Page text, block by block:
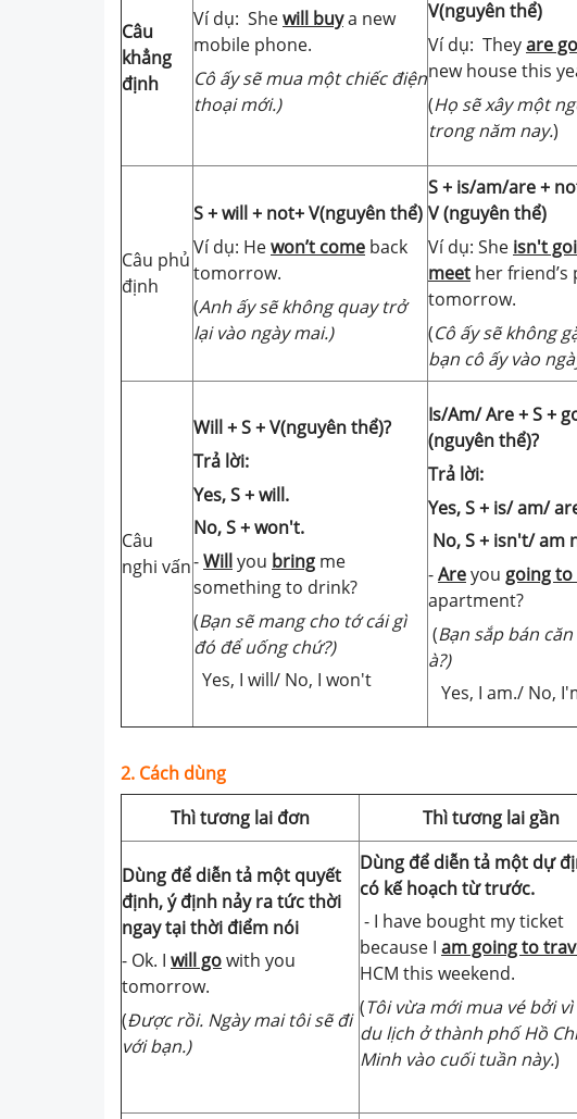
Câu
khẳng
định
Ví dụ: Shewill buya new
mobile phone.
Cô ấy sẽ mua một chiếc điện
thoại mới.)
V(nguyên thể)
Ví dụ: Theyare
new house this
(Họ sẽ xây một
trong năm nay.)
Câu phủ
định
S + will + not+ V(nguyên thể)
Ví dụ: Hewon’t come back
tomorrow.
(Anh ấy sẽ không quay trở
lại vào ngày mai.)
S + is/am/are +
V (nguyên thể)
Ví dụ: She isn't
meet her friend’s
tomorrow.
(Cô ấy sẽ không
bạn cô ấy vào
Câu
nghi vấn
Will + S + V(nguyên thể)?
Trả lời:
Yes, S + will.
No, S + won't.
-Willyou bring me
something to drink?
(Bạn sẽ mang cho tớ cái gì
đó để uống chứ?)
Yes, I will/ No, I won't
Is/Am/ Are + S +
(nguyên thể)?
Trả lời:
Yes, S + is/ am/
No, S + isn't/ am
-Areyou going to
apartment?
(Bạn sắp bán
à?)
Yes, I am./ No,
2. Cách dùng
Thì tương lai đơn
Thì tương lai gần
Dùng để diễn tả một quyết
định, ý định nảy ra tức thời
ngay tại thời điểm nói
- Ok. I will gowith you
tomorrow.
(Được rồi. Ngày mai tôi sẽ đi
với bạn.)
Dùng để diễn tả một dự
có kế hoạch từ trước.
- I have bought my ticket
because I am going to
HCM this weekend.
(Tôi vừa mới mua vé bởi
du lịch ở thành phố Hồ Chí
Minh vào cuối tuần này.)